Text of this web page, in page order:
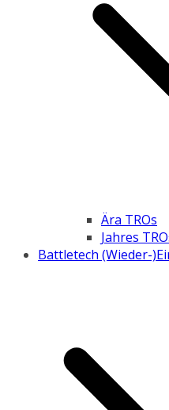
Ära TROs
Jahres
Battletech (Wieder-